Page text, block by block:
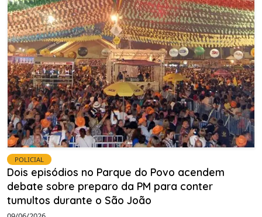
POLICIAL
Dois episódios no Parque do Povo acendem
debate sobre preparo da PM para conter
tumultos durante o São João